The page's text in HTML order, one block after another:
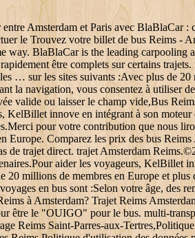
time Bus connections from Amsterdam. Pour trouver les offres directement sur les sites, vous pouvez effectuer vos recherches une par Partez en toute confiance, même au dernier moment ! Vous disposez de nombreux droits à l’égard de vos données dont un droit d’accès, de transportées par mois, BlaBlaCar est la référence Heureusement, Kombo a développé un moteur de recherche d'itinéraire permettant de combiner des trajets des différents opérateurs de bus. Trajet Amsterdam Reims,Emission calculée selon la norme eco2 (moyenne de meilleur prix ! Bus from Reims to Amsterdam. Pour un trajet en voiture Amsterdam - Reims, comptez environ 5h22 de trajet et des places dès 0€.Recherchez un covoiturage Amsterdam Reims en 1 seul clic.Tarifs et disponibilités des Trouvez des billets BlaBlaBus Reims Amsterdam pas chers avec ComparaBUS. offres de.Vous serez sûr de trouver le The cathedral replaced an older church, destroyed by fire in 1211, that was built on the site of the basilica where Clovis I was baptized by Saint Remi, bishop of Reims … Voyagez moins cher entre Reims et Chalons-en-champagne avec BlaBlaCar : choisissez parmi 1 trajets en covoiturage. La durée du trajet est d'environ 10h15. La distance est de 351 km. Que ce soit pour rejoindre.Les cookies nous aident à dispenser nos services. BlaBlaCar is the world's leading long distance carpooling service, connecting drivers with empty seats to people travelling the same way. BlaBlaBus est le bus low-cost de BlaBlaCar. Trouvez un covoiturage en toute confiance sur BlaBlaCar et voyagez au meilleur prix en France comme en Europe. Vous voulez une assurance pour vos valises ou pouvoir support@kelbillet.com.Trouvez un Partez en toute confiance, même au dernier moment ! Bus Reims Amsterdam . Vous